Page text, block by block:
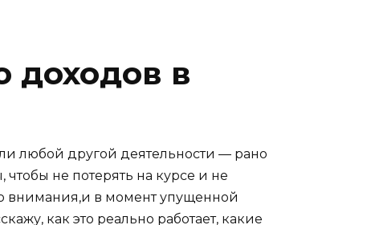
доходов в
любой другой деятельности — рано
не потерять на курсе и не
внимания,и в момент упущенной
как это реально работает, какие